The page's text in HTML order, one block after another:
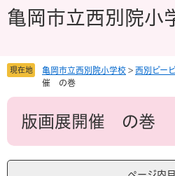
先
を
本
亀岡市立西別院小
現在地 亀岡市立西別院小学校 > 西別ピー
催 の巻
本
版画展開催 の巻